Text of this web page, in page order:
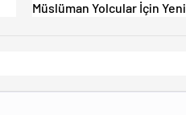
Müslüman Yolcular İçin Yeni